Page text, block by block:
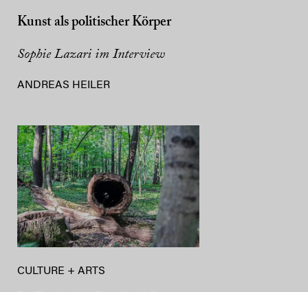
Kunst als politischer Körper
Sophie Lazari im Interview
ANDREAS HEILER
CULTURE + ARTS